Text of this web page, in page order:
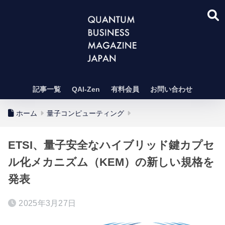
記事一覧 QAI-Zen 有料会員 お問い合わせ
ホーム 量子コンピューティング
ETSI、量子安全なハイブリッド鍵カプセ
ル化メカニズム（KEM）の新しい規格を
発表
2025年3月27日